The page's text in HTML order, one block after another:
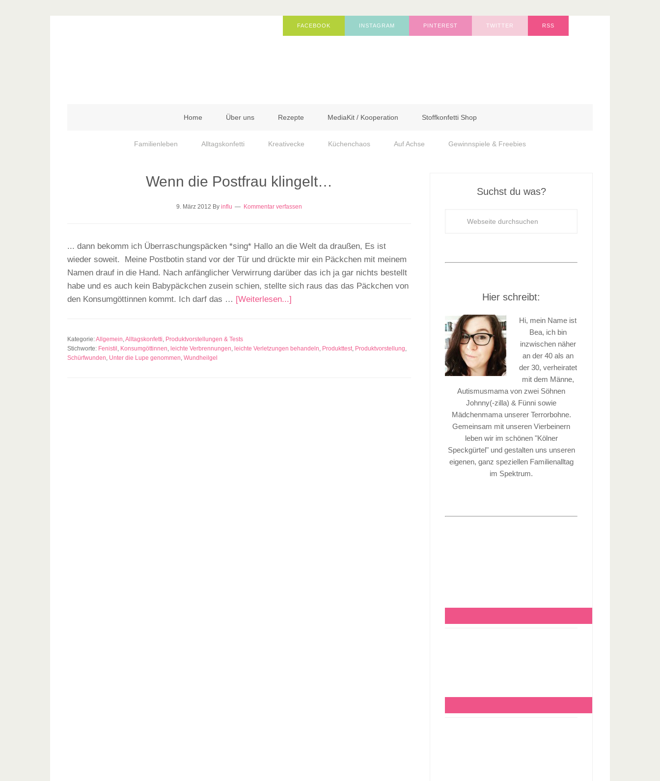
FACEBOOK INSTAGRAM PINTEREST TWITTER RSS
Home Über uns Rezepte MediaKit / Kooperation Stoffkonfetti Shop
Familienleben Alltagskonfetti Kreativecke Küchenchaos Auf Achse Gewinnspiele & Freebies
Wenn die Postfrau klingelt…
9. März 2012 By influ Kommentar verfassen
... dann bekomm ich Überraschungspäcken *sing* Hallo an die Welt da draußen, Es ist
wieder soweit. Meine Postbotin stand vor der Tür und drückte mir ein Päckchen mit meinem
Namen drauf in die Hand. Nach anfänglicher Verwirrung darüber das ich ja gar nichts bestellt
habe und es auch kein Babypäckchen zusein schien, stellte sich raus das das Päckchen von
den Konsumgöttinnen kommt. Ich darf das … [Weiterlesen...]
Kategorie:Allgemein,Alltagskonfetti, Produktvorstellungen & Tests
Stichworte: Fenistil , Konsumgöttinnen, leichte Verbrennungen, leichte Verletzungen behandeln, Produkttest, Produktvorstellung,
Schürfwunden, Unter die Lupe genommen, Wundheilgel
Suchst du was?
Hier schreibt:
Hi, mein Name ist
Bea, ich bin
inzwischen näher
an der 40 als an
der 30, verheiratet
mit dem Männe,
Autismusmama von zwei Söhnen
Johnny(-zilla) & Fünni sowie
Mädchenmama unserer Terrorbohne.
Gemeinsam mit unseren Vierbeinern
leben wir im schönen "Kölner
Speckgürtel" und gestalten uns unseren
eigenen, ganz speziellen Familienalltag
im Spektrum.